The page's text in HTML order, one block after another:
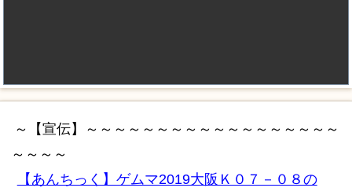
～【宣伝】～～～～～～～～～～～～～～～～～～
～～～～
【あんちっく】ゲムマ2019大阪Ｋ０７－０８の